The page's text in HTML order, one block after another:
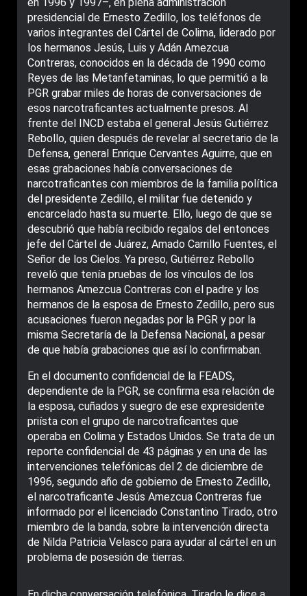
presidencial de Ernesto Zedillo, los teléfonos de
varios integrantes del Cártel de Colima, liderado por
los hermanos Jesús, Luis y Adán Amezcua
Contreras, conocidos en la década de 1990 como
Reyes de las Metanfetaminas, lo que permitió a la
PGR grabar miles de horas de conversaciones de
esos narcotraficantes actualmente presos. Al
frente del INCD estaba el general Jesús Gutiérrez
Rebollo, quien después de revelar al secretario de la
Defensa, general Enrique Cervantes Aguirre, que en
esas grabaciones había conversaciones de
narcotraficantes con miembros de la familia polí­tica
del presidente Zedillo, el militar fue detenido y
encarcelado hasta su muerte. Ello, luego de que se
descubrió que había recibido regalos del entonces
jefe del Cártel de Juárez, Amado Carrillo Fuentes, el
Señor de los Cielos. Ya preso, Gutiérrez Rebollo
reveló que tení­a pruebas de los ví­nculos de los
hermanos Amezcua Contreras con el padre y los
hermanos de la esposa de Ernesto Zedillo, pero sus
acusaciones fueron negadas por la PGR y por la
misma Secretarí­a de la Defensa Nacional, a pesar
de que había grabaciones que así lo confirmaban.
En el documento confidencial de la FEADS,
dependiente de la PGR, se confirma esa relación de
la esposa, cuñados y suegro de ese expresidente
priísta con el grupo de narcotraficantes que
operaba en Colima y Estados Unidos. Se trata de un
reporte confidencial de 43 páginas y en una de las
intervenciones telefónicas del 2 de diciembre de
1996, segundo año de gobierno de Ernesto Zedillo,
el narcotraficante Jesús Amezcua Contreras fue
informado por el licenciado Constantino Tirado, otro
miembro de la banda, sobre la intervención directa
de Nilda Patricia Velasco para ayudar al cártel en un
problema de posesión de tierras.